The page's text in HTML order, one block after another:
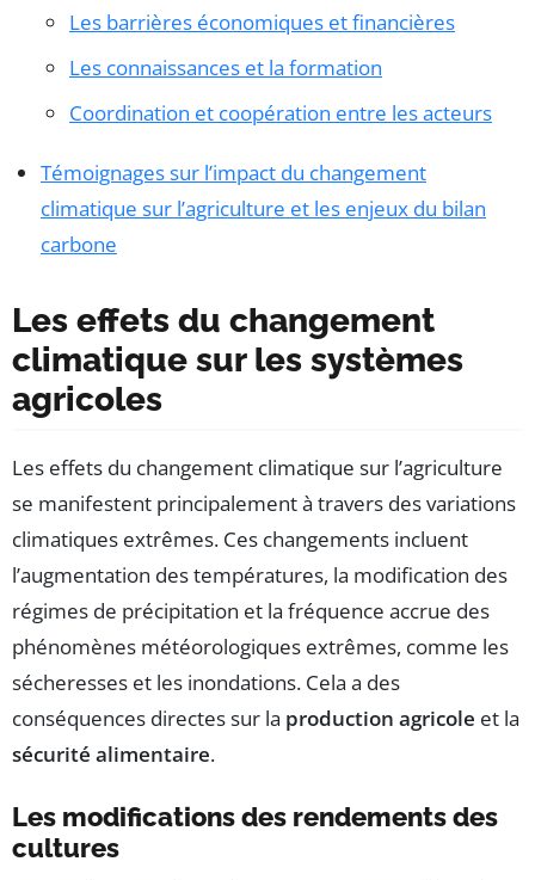
Les barrières économiques et financières
Les connaissances et la formation
Coordination et coopération entre les acteurs
Témoignages sur l’impact du changement
climatique sur l’agriculture et les enjeux du bilan
carbone
Les effets du changement
climatique sur les systèmes
agricoles
Les effets du changement climatique sur l’agriculture
se manifestent principalement à travers des variations
climatiques extrêmes. Ces changements incluent
l’augmentation des températures, la modification des
régimes de précipitation et la fréquence accrue des
phénomènes météorologiques extrêmes, comme les
sécheresses et les inondations. Cela a des
conséquences directes sur la production agricole et la
sécurité alimentaire.
Les modifications des rendements des
cultures